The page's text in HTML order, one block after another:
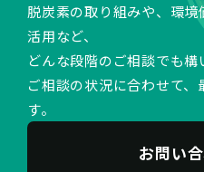
脱炭素の取り組みや、環
活用など、
どんな段階のご相談でも構
ご相談の状況に合わせて
す。
お問い